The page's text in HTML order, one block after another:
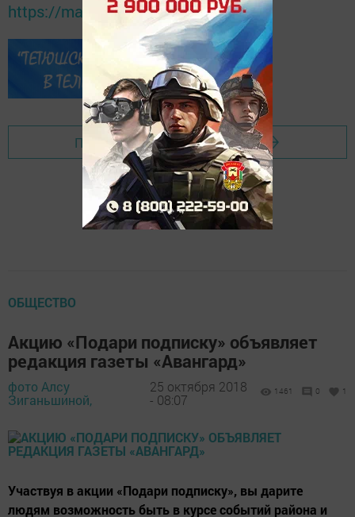
https://max.ru/tatmedia
Перейти на страницу новости
ОБЩЕСТВО
Акцию «Подари подписку» объявляет
редакция газеты «Авангард»
фото Алсу
Зиганьшиной,
25 октября 2018
- 08:07
1461 0 1
Участвуя в акции «Подари подписку», вы дарите
людям возможность быть в курсе событий района и